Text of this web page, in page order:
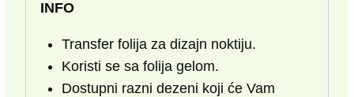
INFO
Transfer folija za dizajn noktiju.
Koristi se sa folija gelom.
Dostupni razni dezeni koji će Vam